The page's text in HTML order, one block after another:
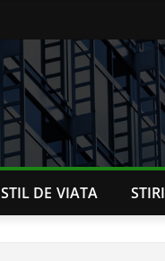
STIL DE VIATA STIRI